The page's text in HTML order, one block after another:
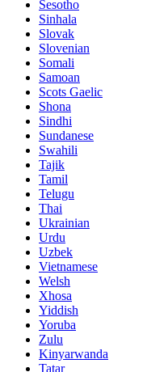
Sesotho
Sinhala
Slovak
Slovenian
Somali
Samoan
Scots Gaelic
Shona
Sindhi
Sundanese
Swahili
Tajik
Tamil
Telugu
Thai
Ukrainian
Urdu
Uzbek
Vietnamese
Welsh
Xhosa
Yiddish
Yoruba
Zulu
Kinyarwanda
Tatar